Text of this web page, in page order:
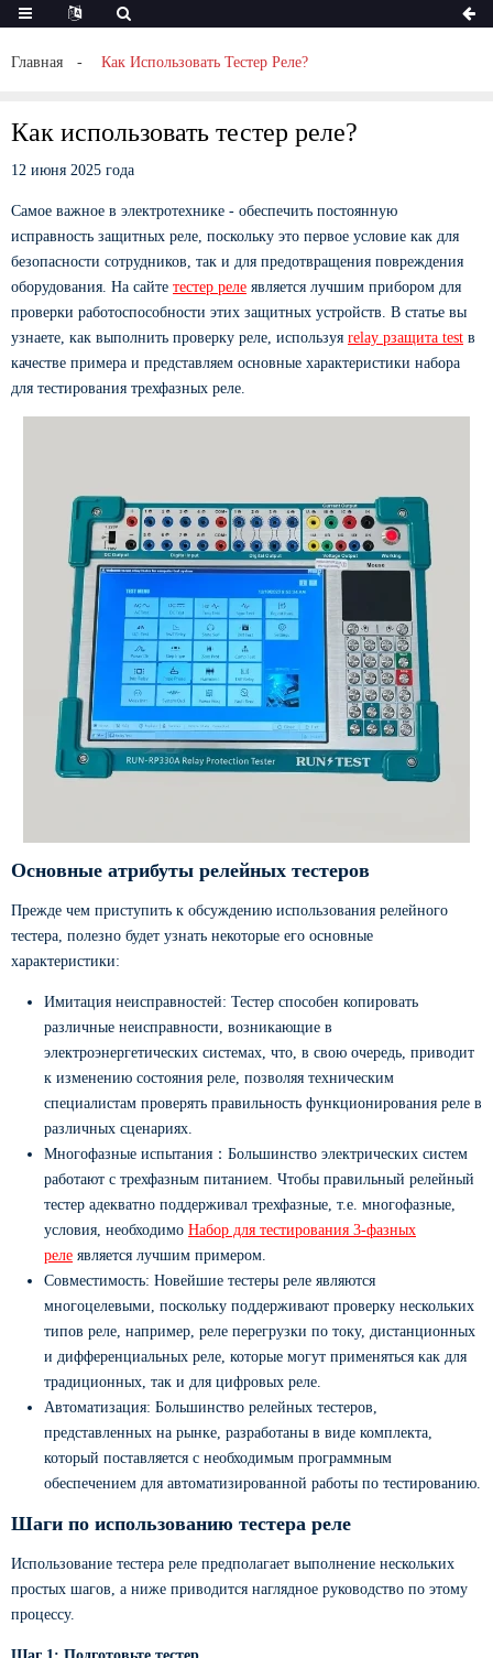
Главная Как Использовать Тестер Реле?
Как использовать тестер реле?
12 июня 2025 года
Самое важное в электротехнике - обеспечить постоянную
исправность защитных реле, поскольку это первое условие как для
безопасности сотрудников, так и для предотвращения повреждения
оборудования. На сайте тестер реле является лучшим прибором для
проверки работоспособности этих защитных устройств. В статье вы
узнаете, как выполнить проверку реле, используя relay pзащита test в
качестве примера и представляем основные характеристики набора
для тестирования трехфазных реле.
Основные атрибуты релейных тестеров
Прежде чем приступить к обсуждению использования релейного
тестера, полезно будет узнать некоторые его основные
характеристики:
Имитация неисправностей: Тестер способен копировать
различные неисправности, возникающие в
электроэнергетических системах, что, в свою очередь, приводит
к изменению состояния реле, позволяя техническим
специалистам проверять правильность функционирования реле в
различных сценариях.
Многофазные испытания：Большинство электрических систем
работают с трехфазным питанием. Чтобы правильный релейный
тестер адекватно поддерживал трехфазные, т.е. многофазные,
условия, необходимо Набор для тестирования 3-фазных
реле является лучшим примером.
Совместимость: Новейшие тестеры реле являются
многоцелевыми, поскольку поддерживают проверку нескольких
типов реле, например, реле перегрузки по току, дистанционных
и дифференциальных реле, которые могут применяться как для
традиционных, так и для цифровых реле.
Автоматизация: Большинство релейных тестеров,
представленных на рынке, разработаны в виде комплекта,
который поставляется с необходимым программным
обеспечением для автоматизированной работы по тестированию.
Шаги по использованию тестера реле
Использование тестера реле предполагает выполнение нескольких
простых шагов, а ниже приводится наглядное руководство по этому
процессу.